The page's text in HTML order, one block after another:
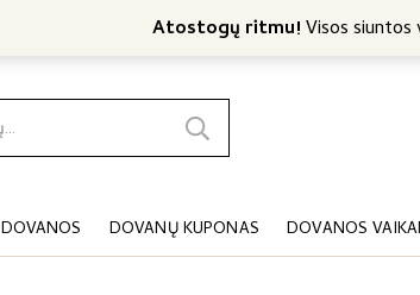
Atostogų ritmu!Visos
Nemokamas siuntimas nuo 45 Eur
DOVANOS DOVANŲ KUPONAS DOVANOS